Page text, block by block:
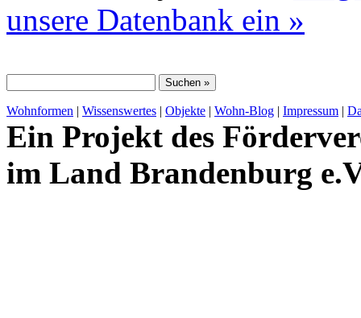
unsere Datenbank ein »
Wohnformen | Wissenswertes | Objekte | Wohn-Blog | Impressum |
Ein Projekt des
im Land Brandenburg